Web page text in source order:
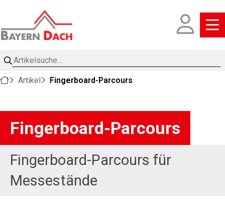
Artikelsuche
Artikel
Fingerboard-Parcours
Fingerboard-Parcours
Fingerboard-Parcours für
Messestände